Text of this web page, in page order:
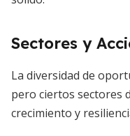
Sectores y
La diversidad de
pero ciertos sectores
crecimiento y